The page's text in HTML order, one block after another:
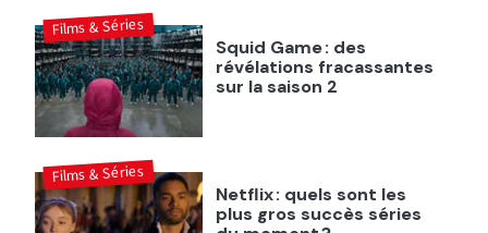
Squid Game : des
révélations fracassantes
sur la saison 2
Films & Séries
Netflix : quels sont les
plus gros succès séries
Films & Séries